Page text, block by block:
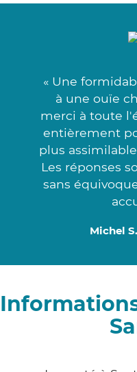
« Une
à une ouïe
merci à toute
entièrement
plus
Les réponses
sans
Michel S.